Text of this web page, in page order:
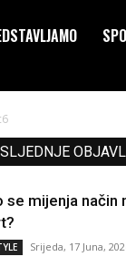
se mijenja način
Srijeda, 17 Juna,